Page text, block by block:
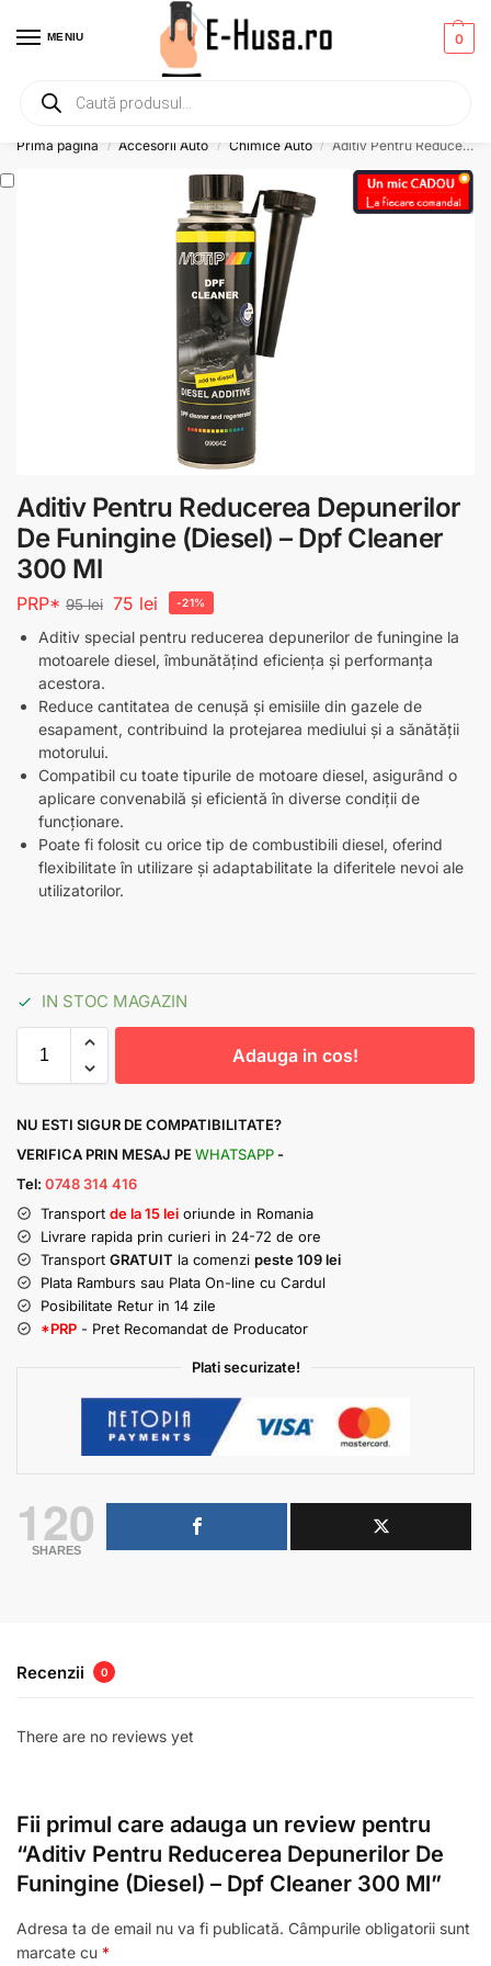
MENIU 0
Primesti un mic
Prima pagină / Accesorii Auto / Chimice Auto / Aditiv Pentru Reducerea Depunerilor De Funingine (Diesel) – Dpf Cleaner 300 Ml
Aditiv Pentru Reducerea Depunerilor
De Funingine (Diesel) – Dpf Cleaner
300 Ml
PRP* 95lei 75 lei -21%
Aditiv special pentru reducerea depunerilor de funingine la
motoarele diesel, îmbunătățind eficiența și performanța
acestora.
Reduce cantitatea de cenușă și emisiile din gazele de
esapament, contribuind la protejarea mediului și a sănătății
motorului.
Compatibil cu toate tipurile de motoare diesel, asigurând o
aplicare convenabilă și eficientă în diverse condiții de
funcționare.
Poate fi folosit cu orice tip de combustibili diesel, oferind
flexibilitate în utilizare și adaptabilitate la diferitele nevoi ale
utilizatorilor.
IN STOC MAGAZIN
Adauga in cos!
NU ESTI SIGUR DE COMPATIBILITATE?
VERIFICA PRIN MESAJ PE WHATSAPP -
Tel: 0748 314 416
Transport de la 15 lei oriunde in Romania
Livrare rapida prin curieri in 24-72 de ore
Transport GRATUIT la comenzi peste 109 lei
Plata Ramburs sau Plata On-line cu Cardul
Posibilitate Retur in 14 zile
*PRP - Pret Recomandat de Producator
Plati securizate!
120
SHARES
Recenzii 0
There are no reviews yet
Fii primul care adauga un review pentru
“Aditiv Pentru Reducerea Depunerilor De
Funingine (Diesel) – Dpf Cleaner 300 Ml”
Adresa ta de email nu va fi publicată. Câmpurile obligatorii sunt
marcate cu *